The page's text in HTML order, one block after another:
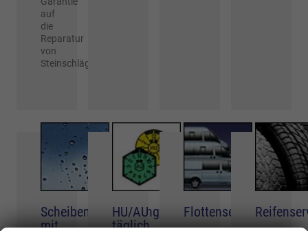
auf
die
Reparatur
von
Steinschlägen!
Scheibenversiegelung
mit
HU/AU
täglich
Flottenservice